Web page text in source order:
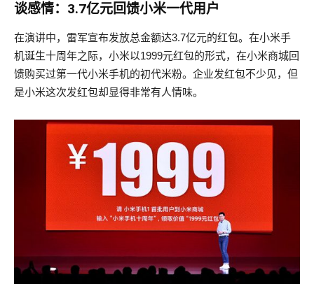
谈感情：3.7亿元回馈小米一代用户
在演讲中，雷军宣布发放总金额达3.7亿元的红包。在小米手
机诞生十周年之际，小米以1999元红包的形式，在小米商城回
馈购买过第一代小米手机的初代米粉。企业发红包不少见，但
是小米这次发红包却显得非常有人情味。